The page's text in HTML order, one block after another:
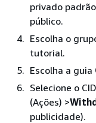
privado
público.
Escolha o
tutorial.
Escolha a guia
Selecione o
(Ações) >
publicidade).